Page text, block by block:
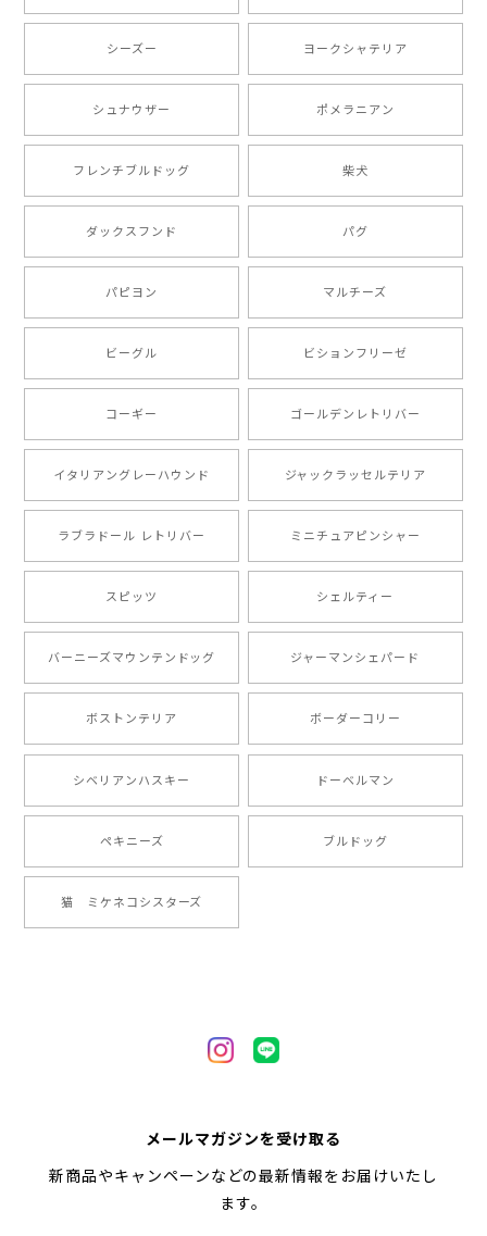
【 自然に囲まれた ダックスフンド 】 キャニスター 保存容器 お家用 プレゼント 犬 ペット うちの子 犬グッズ
【 ボーダーコリー 水彩画風 毛色4色 】 手帳 スマホケース 犬 うちの子 iPhone & Android
ったです。 ご連絡が取りづらい点だけ少し不安になり
ましたが、商品の素敵さでチャラです。 本当に可愛
い。ありがとうございます。
2024/10/28
注文受領連絡が無かったのでハラハラしましたが… 可
愛い商品が届きました！大満足です♪
【 自然に囲まれた ポメラニアン 】マグカップ 犬 ペット うちの子 犬グッズ ギフト プレゼント 母の日
りまして、元気な時の顔がそっくりだったので、注文し
ました。ありがとうございました。
2024/05/22
2024/05/04
2024/05/04
シーズー ヨークシャテリア
シュナウザー ポメラニアン
フレンチブルドッグ 柴犬
ダックスフンド パグ
パピヨン マルチーズ
ビーグル ビションフリーゼ
コーギー ゴールデンレトリバー
イタリアングレーハウンド ジャックラッセルテリア
ラブラドール レトリバー ミニチュアピンシャー
スピッツ シェルティー
バーニーズマウンテンドッグ ジャーマンシェパード
ボストンテリア ボーダーコリー
シベリアンハスキー ドーベルマン
ペキニーズ ブルドッグ
猫 ミケネコシスターズ
メールマガジンを受け取る
新商品やキャンペーンなどの最新情報をお届けいたし
ます。